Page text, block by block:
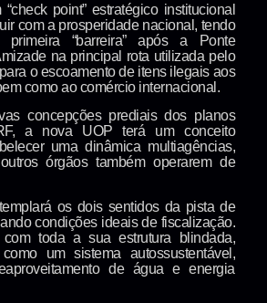
point” estratégico institucional
com a prosperidade nacional, tendo
“barreira” após a Ponte
na principal rota utilizada pelo
o escoamento de itens ilegais aos
como ao comércio internacional.
concepções prediais dos planos
a nova UOP terá um conceito
uma dinâmica multiagências,
órgãos também operarem de
os dois sentidos da pista de
condições ideais de fiscalização.
com toda a sua estrutura blindada,
um sistema autossustentável,
de água e energia